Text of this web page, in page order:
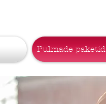
Pulmade paketid